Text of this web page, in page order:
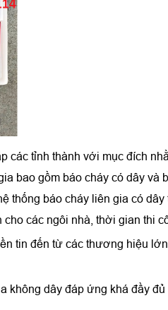
các tỉnh thành với mục đích
bao gồm báo cháy có dây và
thống báo cháy liên gia có
các ngôi nhà, thời gian thi
tin đến từ các thương hiệu
không dây đáp ứng khá đầy